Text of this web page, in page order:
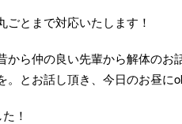
ごとまで対応いたします！
から仲の良い先輩から解体の
。とお話し頂き、今日のお昼に
！